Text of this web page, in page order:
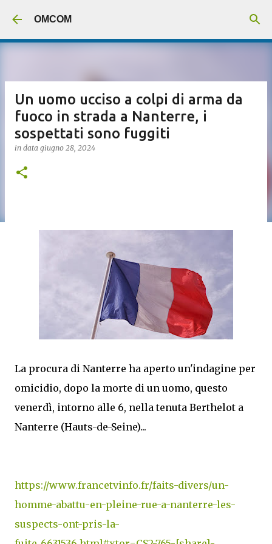
OMCOM
Un uomo ucciso a colpi di arma da
fuoco in strada a Nanterre, i
sospettati sono fuggiti
in data giugno 28, 2024
La procura di Nanterre ha aperto un'indagine per
omicidio, dopo la morte di un uomo, questo
venerdì, intorno alle 6, nella tenuta Berthelot a
Nanterre (Hauts-de-Seine)...
https://www.francetvinfo.fr/faits-divers/un-
homme-abattu-en-pleine-rue-a-nanterre-les-
suspects-ont-pris-la-